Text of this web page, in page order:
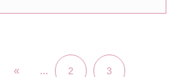
« ... 2 3